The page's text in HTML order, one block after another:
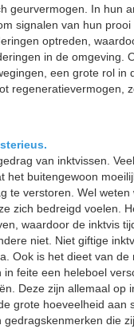
geurvermogen. In hun
signalen van hun
optreden,
in de omgeving.
een grote rol in
regeneratievermogen,
van inktvissen.
buitengewoon
te verstoren. Wel weten
zich bedreigd voelen.
waardoor de inktvis
niet. Niet giftige
Ook is het dieet van de
feite een heleboel
Deze zijn allemaal op
grote hoeveelheid aan
die